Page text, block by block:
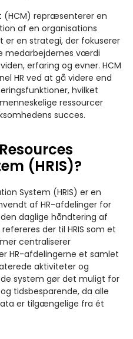
(HCM) repræsenterer en
af en organisations
er en strategi, der fokuserer
medarbejdernes værdi
erfaring og evner. HCM
HR ved at gå videre end
hvilket
ressourcer
succes.
(HRIS)?
System (HRIS) er en
af HR-afdelinger for
daglige håndtering af
der til HRIS som et
centraliserer
HR-afdelingerne et samlet
aktiviteter og
system gør det muligt for
tidsbesparende, da alle
er tilgængelige fra ét